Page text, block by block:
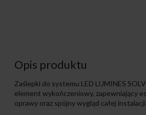
Opis produktu
Zaślepki do systemu LED LUMINES
element wykończeniowy, zapewniający
oprawy oraz spójny wygląd całej instalacji.